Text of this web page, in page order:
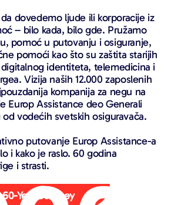
dovedemo ljude ili korporacije iz
– bilo kada, bilo gde. Pružamo
pomoć u putovanju i osiguranje,
pomoći kao što su zaštita starijih
identiteta, telemedicina i
Vizija naših 12.000 zaposlenih
kompanija za negu na
Europ Assistance deo Generali
vodećih svetskih osiguravača.
putovanje Europ Assistance-a
i kako je raslo. 60 godina
i strasti.
Year Journey